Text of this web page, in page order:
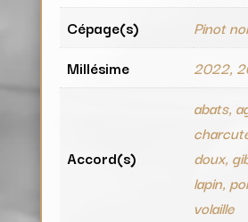
Cépage(s)
Pinot
Millésime
2022,
Accord(s)
abats,
doux,
lapin,
volaille